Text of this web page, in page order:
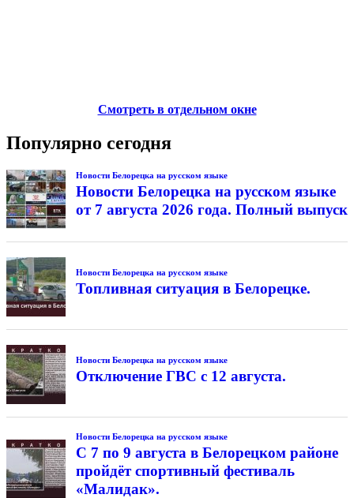
Смотреть в отдельном окне
Популярно сегодня
Новости Белорецка на русском языке
Новости Белорецка на русском языке
от 7 августа 2026 года. Полный выпуск
Новости Белорецка на русском языке
Топливная ситуация в Белорецке.
Новости Белорецка на русском языке
Отключение ГВС с 12 августа.
Новости Белорецка на русском языке
С 7 по 9 августа в Белорецком районе
пройдёт спортивный фестиваль
«Малидак».